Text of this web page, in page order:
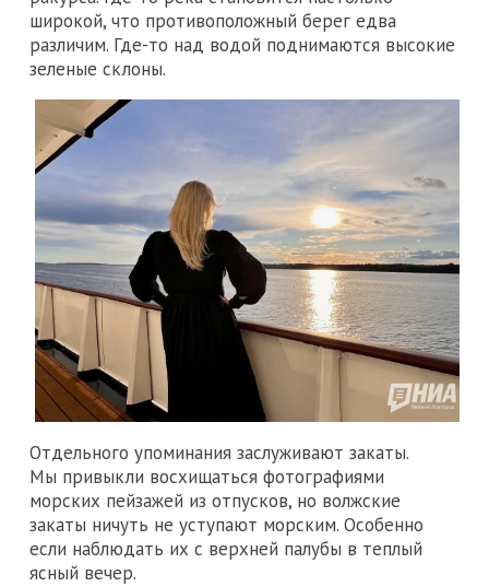
широкой, что противоположный берег едва
различим. Где-то над водой поднимаются высокие
зеленые склоны.
Отдельного упоминания заслуживают закаты.
Мы привыкли восхищаться фотографиями
морских пейзажей из отпусков, но волжские
закаты ничуть не уступают морским. Особенно
если наблюдать их с верхней палубы в теплый
ясный вечер.